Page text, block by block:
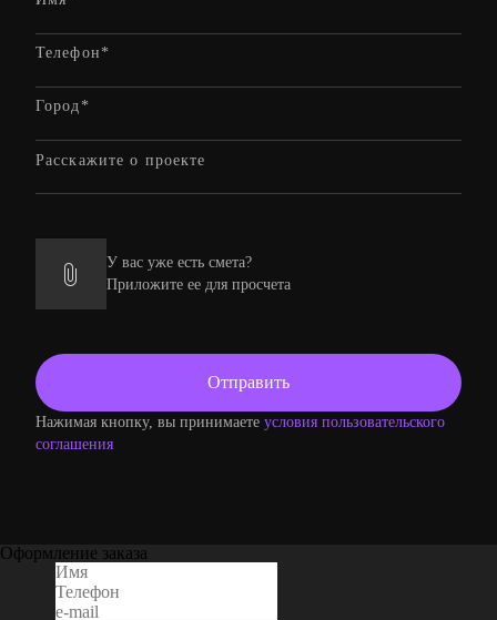
У вас уже есть смета?
Приложите ее для просчета
Нажимая кнопку, вы принимаете условия пользовательского
соглашения
Оформление заказа